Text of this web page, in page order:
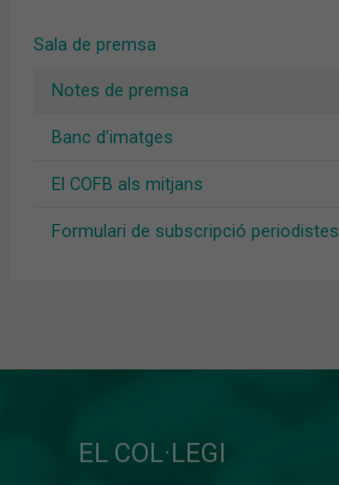
Sala de premsa
Notes de premsa
Banc d’imatges
El COFB als mitjans
Formulari de subscripció periodistes
EL COL·LEGI